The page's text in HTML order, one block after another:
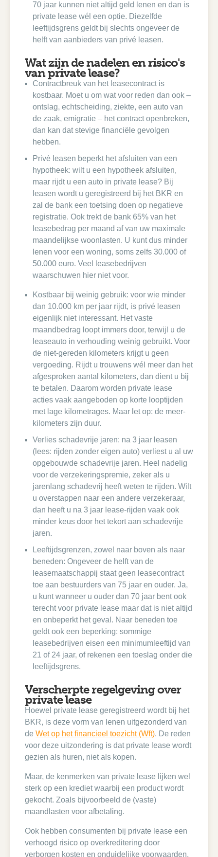
70 jaar kunnen niet altijd geld lenen en dan is
private lease wél een optie. Diezelfde
leeftijdsgrens geldt bij slechts ongeveer de
helft van aanbieders van privé leasen.
Wat zijn de nadelen en risico's
van private lease?
Contractbreuk van het leasecontract is
kostbaar. Moet u om wat voor reden dan ook –
ontslag, echtscheiding, ziekte, een auto van
de zaak, emigratie – het contract openbreken,
dan kan dat stevige financiële gevolgen
hebben.
Privé leasen beperkt het afsluiten van een
hypotheek: wilt u een hypotheek afsluiten,
maar rijdt u een auto in private lease? Bij
leasen wordt u geregistreerd bij het BKR en
zal de bank een toetsing doen op negatieve
registratie. Ook trekt de bank 65% van het
leasebedrag per maand af van uw maximale
maandelijkse woonlasten. U kunt dus minder
lenen voor een woning, soms zelfs 30.000 of
50.000 euro. Veel leasebedrijven
waarschuwen hier niet voor.
Kostbaar bij weinig gebruik: voor wie minder
dan 10.000 km per jaar rijdt, is privé leasen
eigenlijk niet interessant. Het vaste
maandbedrag loopt immers door, terwijl u de
leaseauto in verhouding weinig gebruikt. Voor
de niet-gereden kilometers krijgt u geen
vergoeding. Rijdt u trouwens wél meer dan het
afgesproken aantal kilometers, dan dient u bij
te betalen. Daarom worden private lease
acties vaak aangeboden op korte looptijden
met lage kilometrages. Maar let op: de meer-
kilometers zijn duur.
Verlies schadevrije jaren: na 3 jaar leasen
(lees: rijden zonder eigen auto) verliest u al uw
opgebouwde schadevrije jaren. Heel nadelig
voor de verzekeringspremie, zeker als u
jarenlang schadevrij heeft weten te rijden. Wilt
u overstappen naar een andere verzekeraar,
dan heeft u na 3 jaar lease-rijden vaak ook
minder keus door het tekort aan schadevrije
jaren.
Leeftijdsgrenzen, zowel naar boven als naar
beneden: Ongeveer de helft van de
leasemaatschappij staat geen leasecontract
toe aan bestuurders van 75 jaar en ouder. Ja,
u kunt wanneer u ouder dan 70 jaar bent ook
terecht voor private lease maar dat is niet altijd
en onbeperkt het geval. Naar beneden toe
geldt ook een beperking: sommige
leasebedrijven eisen een minimumleeftijd van
21 of 24 jaar, of rekenen een toeslag onder die
leeftijdsgrens.
Verscherpte regelgeving over
private lease
Hoewel private lease geregistreerd wordt bij het
BKR, is deze vorm van lenen uitgezonderd van
de Wet op het financieel toezicht (Wft). De reden
voor deze uitzondering is dat private lease wordt
gezien als huren, niet als kopen.
Maar, de kenmerken van private lease lijken wel
sterk op een krediet waarbij een product wordt
gekocht. Zoals bijvoorbeeld de (vaste)
maandlasten voor afbetaling.
Ook hebben consumenten bij private lease een
verhoogd risico op overkreditering door
verborgen kosten en onduidelijke voorwaarden.